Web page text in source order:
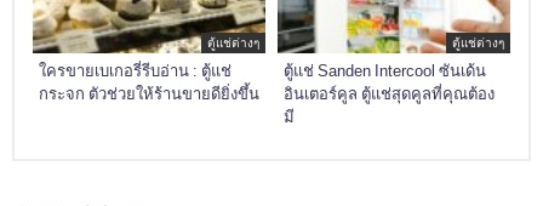
ตู้แช่ต่างๆ
ใครขายเบเกอรี่รีบอ่าน : ตู้แช่
กระจก ตัวช่วยให้ร้านขายดียิ่งขึ้น
ตู้แช่ต่างๆ
ตู้แช่ Sanden Intercool ซันเด้น
อินเตอร์คูล ตู้แช่สุดคูลที่คุณต้อง
มี